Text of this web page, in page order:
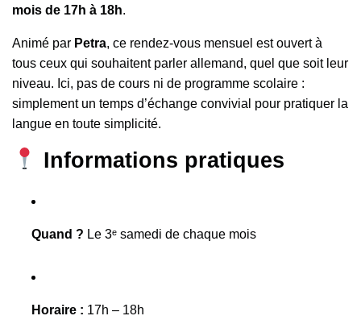
mois de 17h à 18h.
Animé par Petra, ce rendez-vous mensuel est ouvert à
tous ceux qui souhaitent parler allemand, quel que soit leur
niveau. Ici, pas de cours ni de programme scolaire :
simplement un temps d’échange convivial pour pratiquer la
langue en toute simplicité.
Informations pratiques
Quand ? Le 3ᵉ samedi de chaque mois
Horaire : 17h – 18h